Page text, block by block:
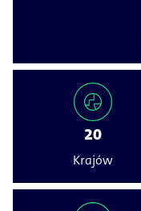
20
Krajów